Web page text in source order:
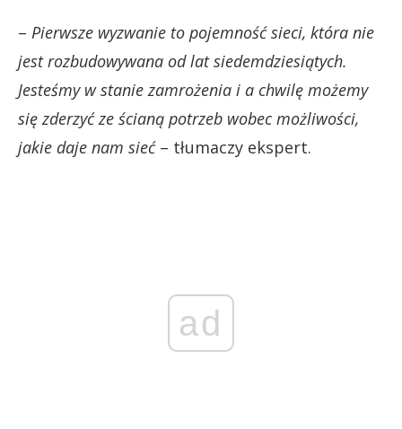
– Pierwsze wyzwanie to pojemność sieci, która nie
jest rozbudowywana od lat siedemdziesiątych.
Jesteśmy w stanie zamrożenia i a chwilę możemy
się zderzyć ze ścianą potrzeb wobec możliwości,
jakie daje nam sieć– tłumaczy ekspert.
ad